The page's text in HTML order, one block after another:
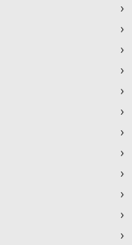
›
›
›
›
›
›
›
›
›
›
›
›